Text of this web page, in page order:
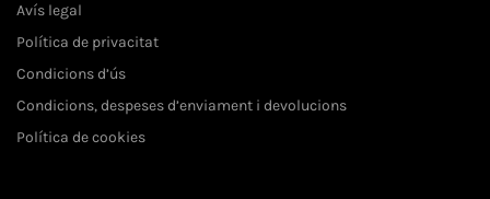
Avís legal
Política de privacitat
Condicions d’ús
Condicions, despeses d’enviament i devolucions
Política de cookies